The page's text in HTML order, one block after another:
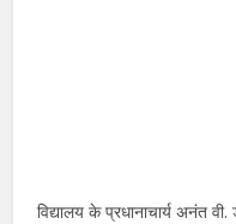
विद्यालय के प्रधानाचार्य अनंत